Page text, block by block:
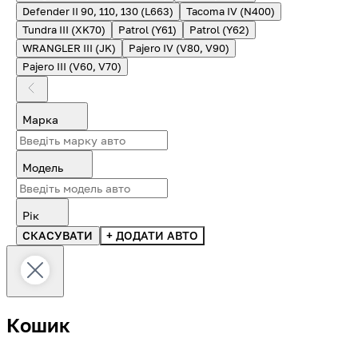
Defender II 90, 110, 130 (L663)
Tacoma IV (N400)
Tundra III (XK70)
Patrol (Y61)
Patrol (Y62)
WRANGLER III (JK)
Pajero IV (V80, V90)
Pajero III (V60, V70)
Марка
Модель
Рік
СКАСУВАТИ
+ ДОДАТИ АВТО
Кошик